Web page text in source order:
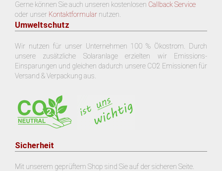
Gerne können Sie auch unseren kostenlosen Callback Service
oder unser Kontaktformular nutzen.
Umweltschutz
Wir nutzen für unser Unternehmen 100 % Ökostrom. Durch
unsere zusätzliche Solaranlage erzielten wir Emissions-
Einsparungen und gleichen dadurch unsere CO2 Emissionen für
Versand & Verpackung aus.
Sicherheit
Mit unserem geprüftem Shop sind Sie auf der sicheren Seite.